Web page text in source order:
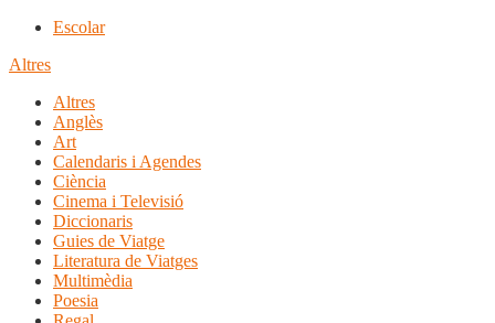
Escolar
Altres
Altres
Anglès
Art
Calendaris i Agendes
Ciència
Cinema i Televisió
Diccionaris
Guies de Viatge
Literatura de Viatges
Multimèdia
Poesia